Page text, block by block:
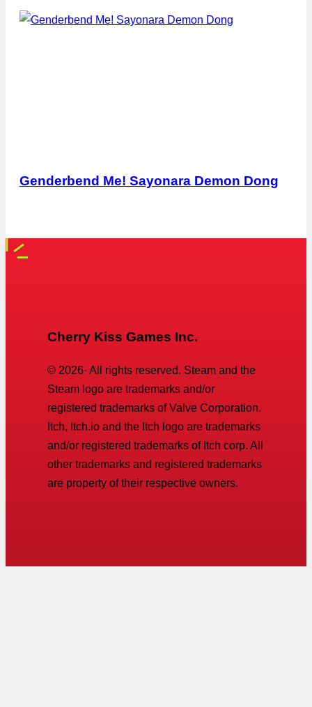
Genderbend Me! Sayonara Demon Dong
Cherry Kiss Games Inc.
© 2026· All rights reserved. Steam and the
Steam logo are trademarks and/or
registered trademarks of Valve Corporation.
Itch, Itch.io and the Itch logo are trademarks
and/or registered trademarks of Itch corp. All
other trademarks and registered trademarks
are property of their respective owners.